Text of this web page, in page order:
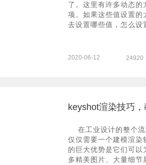
了。这里有许多动态
项。如果这些值设置的
去设置哪些值，怎么设
2020-06-12 24920
keyshot渲染技巧
在工业设计的整个
仅仅需要一个建模渲
的巨大优势是它们可
多精美图片、大量细